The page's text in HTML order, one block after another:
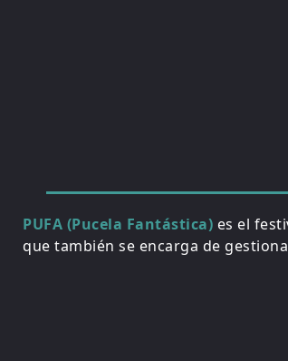
PUFA (Pucela Fantástica) es el
que también se encarga de